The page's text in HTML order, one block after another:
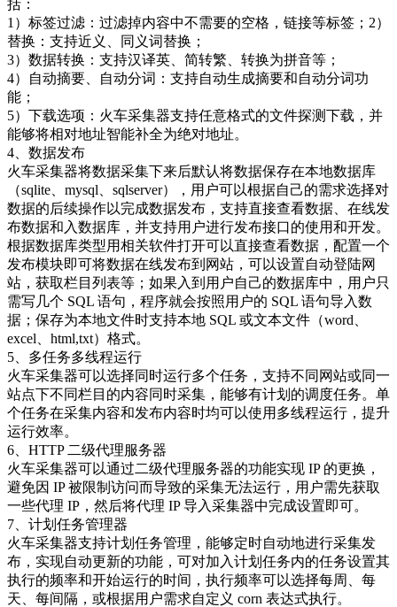
括：
1）标签过滤：过滤掉内容中不需要的空格，链接等标签；2）
替换：支持近义、同义词替换；
3）数据转换：支持汉译英、简转繁、转换为拼音等；
4）自动摘要、自动分词：支持自动生成摘要和自动分词功
能；
5）下载选项：火车采集器支持任意格式的文件探测下载，并
能够将相对地址智能补全为绝对地址。
4、数据发布
火车采集器将数据采集下来后默认将数据保存在本地数据库
（sqlite、mysql、sqlserver），用户可以根据自己的需求选择对
数据的后续操作以完成数据发布，支持直接查看数据、在线发
布数据和入数据库，并支持用户进行发布接口的使用和开发。
根据数据库类型用相关软件打开可以直接查看数据，配置一个
发布模块即可将数据在线发布到网站，可以设置自动登陆网
站，获取栏目列表等；如果入到用户自己的数据库中，用户只
需写几个 SQL 语句，程序就会按照用户的 SQL 语句导入数
据；保存为本地文件时支持本地 SQL 或文本文件（word、
excel、html,txt）格式。
5、多任务多线程运行
火车采集器可以选择同时运行多个任务，支持不同网站或同一
站点下不同栏目的内容同时采集，能够有计划的调度任务。单
个任务在采集内容和发布内容时均可以使用多线程运行，提升
运行效率。
6、HTTP 二级代理服务器
火车采集器可以通过二级代理服务器的功能实现 IP 的更换，
避免因 IP 被限制访问而导致的采集无法运行，用户需先获取
一些代理 IP，然后将代理 IP 导入采集器中完成设置即可。
7、计划任务管理器
火车采集器支持计划任务管理，能够定时自动地进行采集发
布，实现自动更新的功能，可对加入计划任务内的任务设置其
执行的频率和开始运行的时间，执行频率可以选择每周、每
天、每间隔，或根据用户需求自定义 corn 表达式执行。